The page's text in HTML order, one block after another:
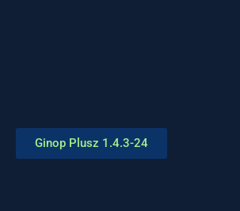
Ginop Plusz 1.4.3-24